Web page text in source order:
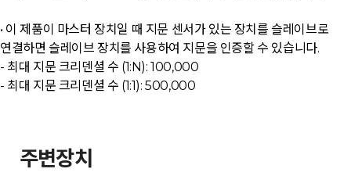
• 이 제품이 마스터 장치일 때 지문 센서가 있는 장치를 슬레이브로
연결하면 슬레이브 장치를 사용하여 지문을 인증할 수 있습니다.
- 최대 지문 크리덴셜 수 (1:N): 100,000
- 최대 지문 크리덴셜 수 (1:1): 500,000
주변장치